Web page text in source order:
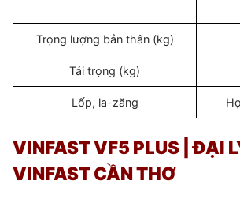
Trọng lượng bản thân (kg)
Tải trọng (kg)
Lốp, la-zăng
VINFAST VF5 PLUS | ĐẠI
VINFAST CẦN THƠ